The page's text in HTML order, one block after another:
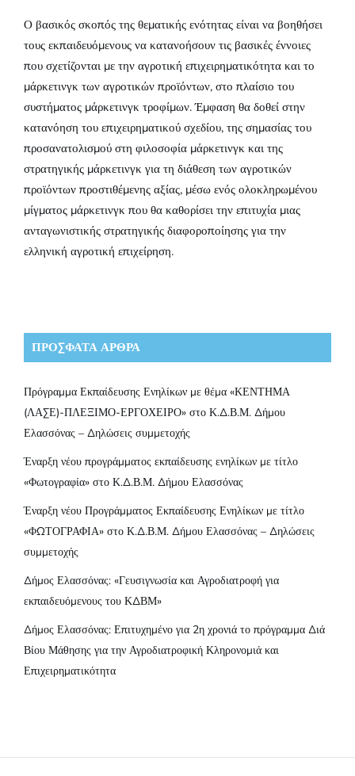
Ο βασικός σκοπός της θεματικής ενότητας είναι να βοηθήσει
τους εκπαιδευόμενους να κατανοήσουν τις βασικές έννοιες
που σχετίζονται με την αγροτική επιχειρηματικότητα και το
μάρκετινγκ των αγροτικών προϊόντων, στο πλαίσιο του
συστήματος μάρκετινγκ τροφίμων. Έμφαση θα δοθεί στην
κατανόηση του επιχειρηματικού σχεδίου, της σημασίας του
προσανατολισμού στη φιλοσοφία μάρκετινγκ και της
στρατηγικής μάρκετινγκ για τη διάθεση των αγροτικών
προϊόντων προστιθέμενης αξίας, μέσω ενός ολοκληρωμένου
μίγματος μάρκετινγκ που θα καθορίσει την επιτυχία μιας
ανταγωνιστικής στρατηγικής διαφοροποίησης για την
ελληνική αγροτική επιχείρηση.
ΠΡΌΣΦΑΤΑ ΆΡΘΡΑ
Πρόγραμμα Εκπαίδευσης Ενηλίκων με θέμα «ΚΕΝΤΗΜΑ
(ΛΑΣΕ)-ΠΛΕΞΙΜΟ-ΕΡΓΟΧΕΙΡΟ» στο Κ.Δ.Β.Μ. Δήμου
Ελασσόνας – Δηλώσεις συμμετοχής
Έναρξη νέου προγράμματος εκπαίδευσης ενηλίκων με τίτλο
«Φωτογραφία» στο Κ.Δ.Β.Μ. Δήμου Ελασσόνας
Έναρξη νέου Προγράμματος Εκπαίδευσης Ενηλίκων με τίτλο
«ΦΩΤΟΓΡΑΦΙΑ» στο Κ.Δ.Β.Μ. Δήμου Ελασσόνας – Δηλώσεις
συμμετοχής
Δήμος Ελασσόνας: «Γευσιγνωσία και Αγροδιατροφή για
εκπαιδευόμενους του ΚΔΒΜ»
Δήμος Ελασσόνας: Επιτυχημένο για 2η χρονιά το πρόγραμμα Διά
Βίου Μάθησης για την Αγροδιατροφική Κληρονομιά και
Επιχειρηματικότητα